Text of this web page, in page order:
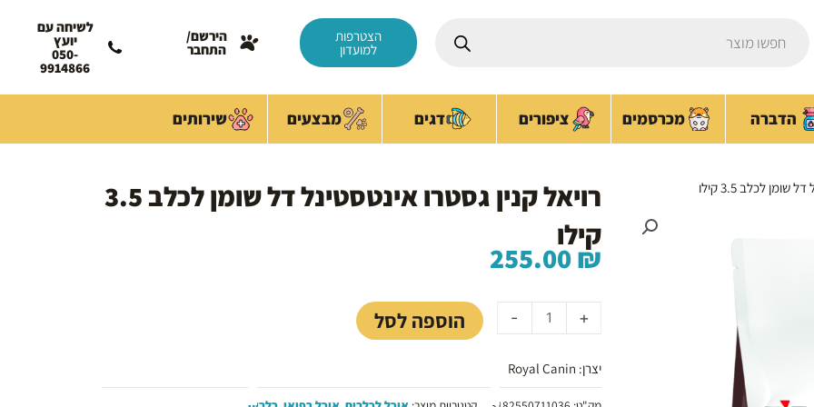
הצטרפות
למועדון
הירשם/
התחבר
לשיחה עם
יועץ
050-
9914866
הדברה מכרסמים ציפורים דגים מבצעים שירותים
לכלב 3.5 קילו
רויאל קנין גסטרו אינטסטינל דל שומן לכלב 3.5
קילו
255.00₪
-
של
גסטרו
אינטסטינל
+ הוספה לסל
יצרן: Royal Canin